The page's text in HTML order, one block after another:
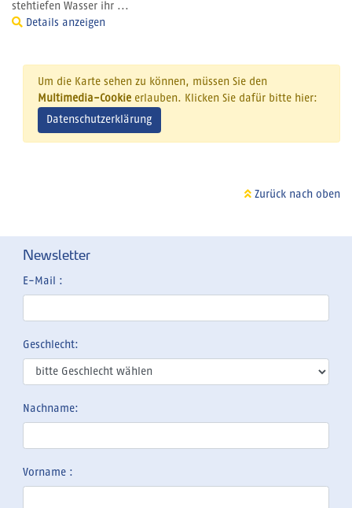
stehtiefen Wasser ihr ...
Details anzeigen
Um die Karte sehen zu können, müssen Sie den
Multimedia-Cookieerlauben. Klicken Sie dafür bitte hier:
Datenschutzerklärung
Zurück nach oben
Newsletter
E-Mail :
Geschlecht:
Nachname:
Vorname :